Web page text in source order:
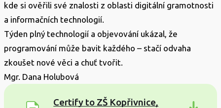
kde si ověřili své znalosti z oblasti digitální gramotnosti
a informačních technologií.
Týden plný technologií a objevování ukázal, že
programování může bavit každého – stačí odvaha
zkoušet nové věci a chuť tvořit.
Mgr. Dana Holubová
Certify to ZŠ Kopřivnice,